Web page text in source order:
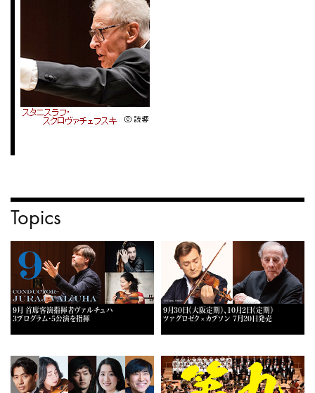
Topics
9月 首席客演指揮者ヴァルチュハ
3プログラム・5公演を指揮
9月30日《大阪定期》、10月2日《定期》
ツァグロゼク×カプソン 7月20日発売